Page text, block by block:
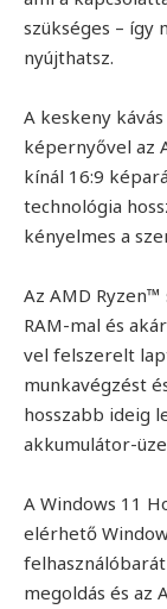
szükséges –
nyújthatsz.
A keskeny
képernyővel az
kínál 16:9
technológia
kényelmes a
Az AMD
RAM-mal és
vel felszerelt
munkavégzést
hosszabb ideig
akkumulátor-
A Windows 11
elérhető
megoldás és az